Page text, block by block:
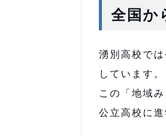
全国か
湧別高校で
しています。
この「地域
公立高校に進